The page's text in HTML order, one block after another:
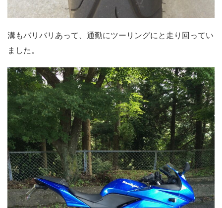
溝もバリバリあって、通勤にツーリングにと走り回ってい
ました。